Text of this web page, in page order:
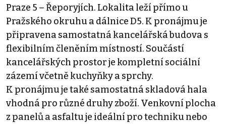
Praze 5 – Řeporyjích. Lokalita leží přímo u
Pražského okruhu a dálnice D5. K pronájmu je
připravena samostatná kancelářská budova s
flexibilním členěním místností. Součástí
kancelářských prostor je kompletní sociální
zázemí včetně kuchyňky a sprchy.
K pronájmu je také samostatná skladová hala
vhodná pro různé druhy zboží. Venkovní plocha
z panelů a asfaltu je ideální pro techniku nebo